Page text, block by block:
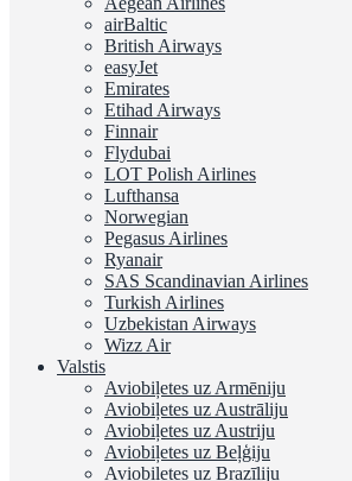
airBaltic
British Airways
easyJet
Emirates
Etihad Airways
Finnair
Flydubai
LOT Polish Airlines
Lufthansa
Norwegian
Pegasus Airlines
Ryanair
SAS Scandinavian Airlines
Turkish Airlines
Uzbekistan Airways
Wizz Air
Valstis
Aviobiļetes uz Armēniju
Aviobiļetes uz Austrāliju
Aviobiļetes uz Austriju
Aviobiļetes uz Beļģiju
Aviobiļetes uz Brazīliju